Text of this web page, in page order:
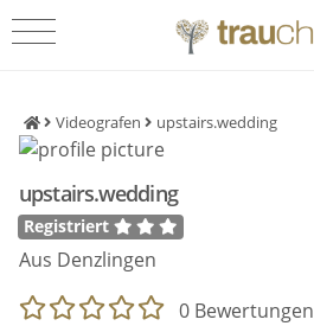
Videografen upstairs.wedding
upstairs.wedding
Registriert
Aus Denzlingen
0 Bewertungen